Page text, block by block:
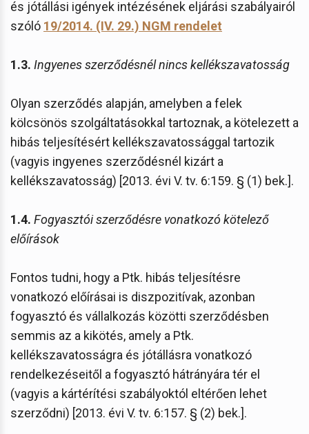
és jótállási igények intézésének eljárási szabályairól
szóló 19/2014. (IV. 29.) NGM rendelet
1.3. Ingyenes szerződésnél nincs kellékszavatosság
Olyan szerződés alapján, amelyben a felek
kölcsönös szolgáltatásokkal tartoznak, a kötelezett a
hibás teljesítésért kellékszavatossággal tartozik
(vagyis ingyenes szerződésnél kizárt a
kellékszavatosság) [2013. évi V. tv. 6:159. § (1) bek.].
1.4. Fogyasztói szerződésre vonatkozó kötelező
előírások
Fontos tudni, hogy a Ptk. hibás teljesítésre
vonatkozó előírásai is diszpozitívak, azonban
fogyasztó és vállalkozás közötti szerződésben
semmis az a kikötés, amely a Ptk.
kellékszavatosságra és jótállásra vonatkozó
rendelkezéseitől a fogyasztó hátrányára tér el
(vagyis a kártérítési szabályoktól eltérően lehet
szerződni) [2013. évi V. tv. 6:157. § (2) bek.].